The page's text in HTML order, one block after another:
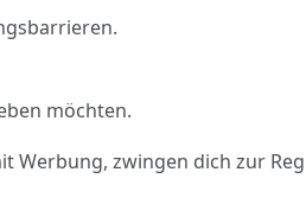
möchten.
Werbung, zwingen dich zur